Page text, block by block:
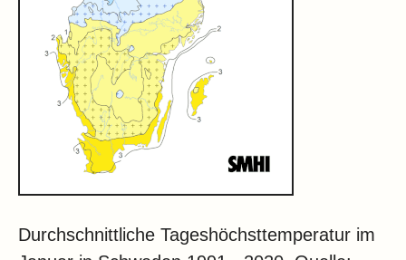
Durchschnittliche Tageshöchsttemperatur im